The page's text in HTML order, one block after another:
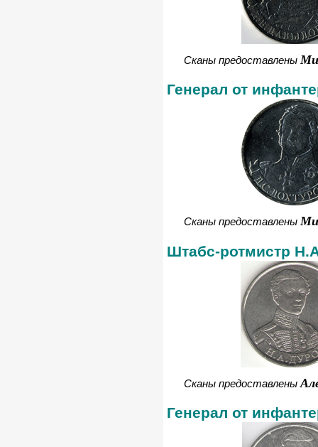
Сканы предоставлены
Генерал от
Сканы предоставлены
Штабс-ротмистр
Сканы предоставлены
Генерал от